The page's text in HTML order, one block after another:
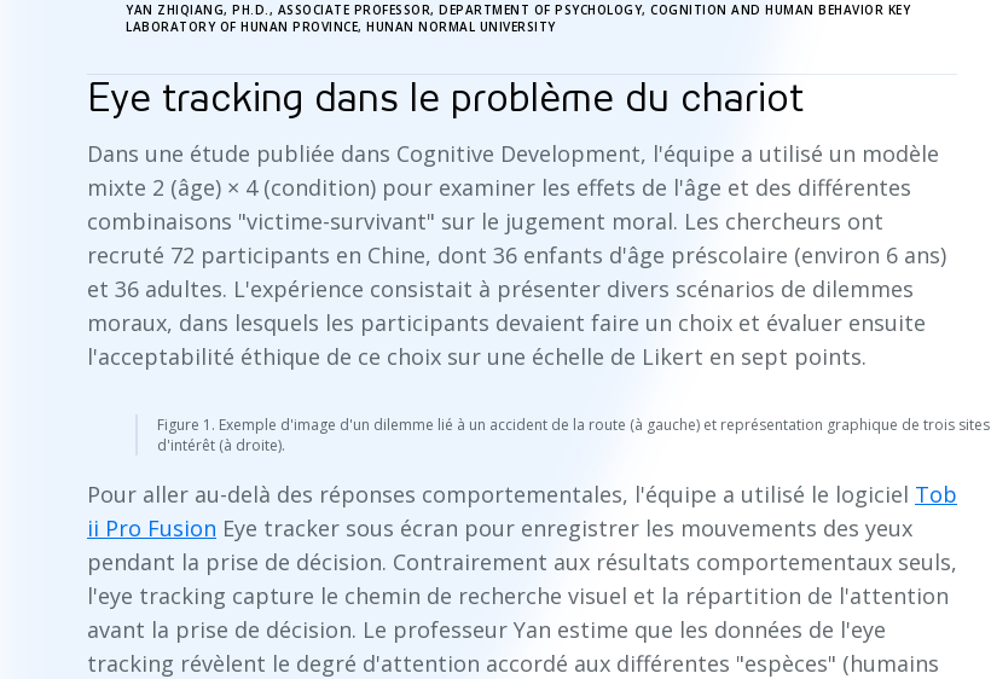
YAN ZHIQIANG, PH.D., ASSOCIATE PROFESSOR, DEPARTMENT OF PSYCHOLOGY, COGNITION AND HUMAN BEHAVIOR KEY
LABORATORY OF HUNAN PROVINCE, HUNAN NORMAL UNIVERSITY
Eye tracking dans le problème du chariot
Dans une étude publiée dans Cognitive Development, l'équipe a utilisé un modèle
mixte 2 (âge) × 4 (condition) pour examiner les effets de l'âge et des différentes
combinaisons "victime-survivant" sur le jugement moral. Les chercheurs ont
recruté 72 participants en Chine, dont 36 enfants d'âge préscolaire (environ 6 ans)
et 36 adultes. L'expérience consistait à présenter divers scénarios de dilemmes
moraux, dans lesquels les participants devaient faire un choix et évaluer ensuite
l'acceptabilité éthique de ce choix sur une échelle de Likert en sept points.
Figure 1. Exemple d'image d'un dilemme lié à un accident de la route (à gauche) et représentation graphique de trois sites
d'intérêt (à droite).
Pour aller au-delà des réponses comportementales, l'équipe a utilisé le logiciel Tob
ii Pro Fusion Eye tracker sous écran pour enregistrer les mouvements des yeux
pendant la prise de décision. Contrairement aux résultats comportementaux seuls,
l'eye tracking capture le chemin de recherche visuel et la répartition de l'attention
avant la prise de décision. Le professeur Yan estime que les données de l'eye
tracking révèlent le degré d'attention accordé aux différentes "espèces" (humains